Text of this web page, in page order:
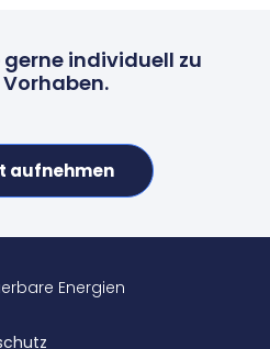
gerne individuell zu
aufnehmen
Energien